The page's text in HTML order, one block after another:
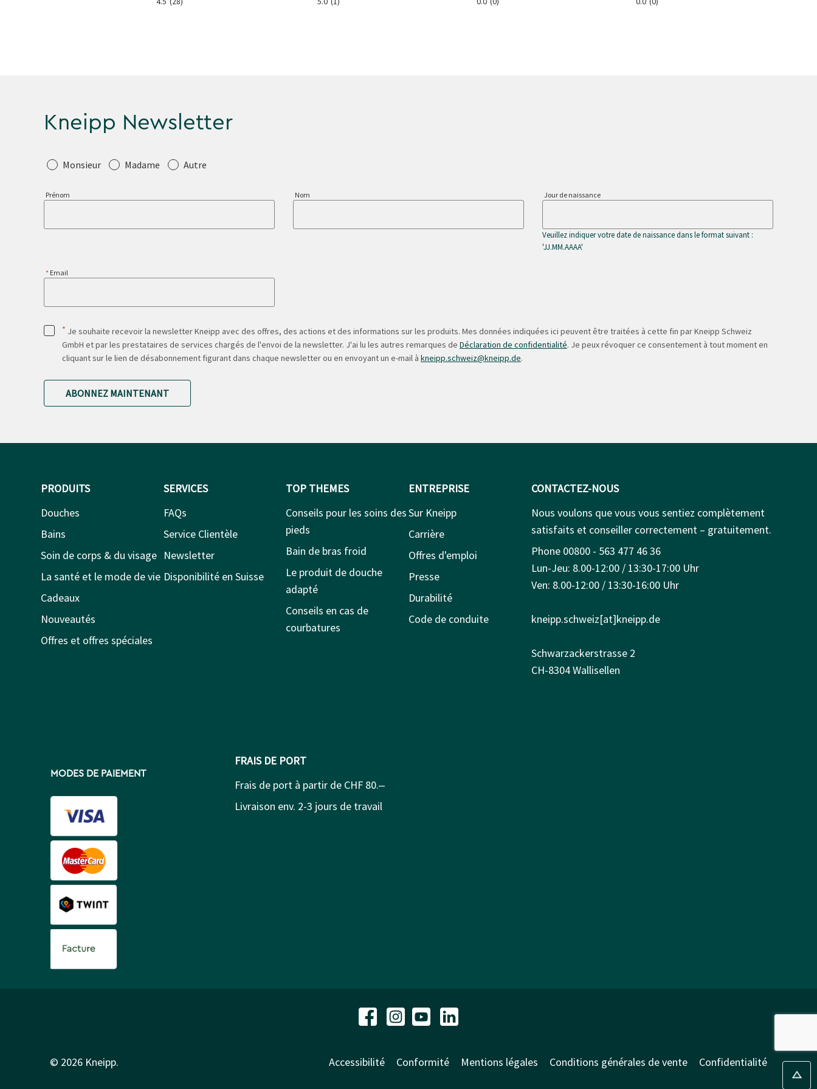
Kneipp Newsletter
Salutation
Monsieur Madame Autre
Prénom Nom Jour de naissance
Veuillez indiquer votre date de naissance dans le format suivant :
'JJ.MM.AAAA'
Email
* Je souhaite recevoir la newsletter Kneipp avec des offres, des actions et des informations sur les produits. Mes données indiquées ici peuvent être traitées à cette fin par Kneipp Schweiz
GmbH et par les prestataires de services chargés de l'envoi de la newsletter. J'ai lu les autres remarques de Déclaration de confidentialité. Je peux révoquer ce consentement à tout moment en
cliquant sur le lien de désabonnement figurant dans chaque newsletter ou en envoyant un e-mail à kneipp.schweiz@kneipp.de.
ABONNEZ MAINTENANT
PRODUITS
Douches
Bains
Soin de corps & du visage
La santé et le mode de vie
Cadeaux
Nouveautés
Offres et offres spéciales
SERVICES
FAQs
Service Clientèle
Newsletter
Disponibilité en Suisse
TOP THEMES
Conseils pour les soins des
pieds
Bain de bras froid
Le produit de douche
adapté
Conseils en cas de
courbatures
ENTREPRISE
Sur Kneipp
Carrière
Offres d'emploi
Presse
Durabilité
Code de conduite
CONTACTEZ-NOUS
Nous voulons que vous vous sentiez complètement
satisfaits et conseiller correctement – gratuitement.
Phone 00800 - 563 477 46 36
Lun-Jeu: 8.00-12:00 / 13:30-17:00 Uhr
Ven: 8.00-12:00 / 13:30-16:00 Uhr
kneipp.schweiz[at]kneipp.de
Schwarzackerstrasse 2
CH-8304 Wallisellen
MODES DE PAIEMENT
FRAIS DE PORT
Frais de port à partir de CHF 80.‒
Livraison env. 2-3 jours de travail
© 2026 Kneipp. Accessibilité Conformité Mentions légales Conditions générales de vente Confidentialité